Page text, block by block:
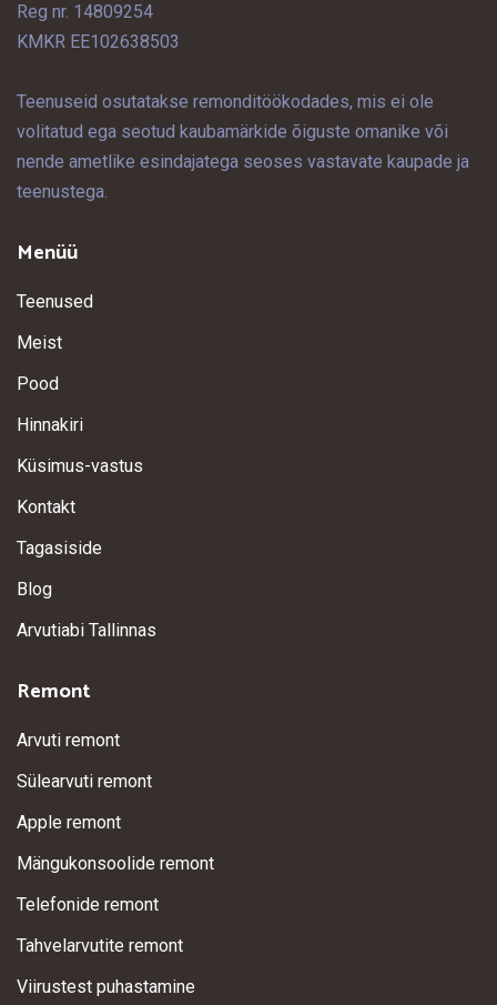
Reg nr. 14809254
KMKR EE102638503
Teenuseid osutatakse remonditöökodades, mis ei ole
volitatud ega seotud kaubamärkide õiguste omanike või
nende ametlike esindajatega seoses vastavate kaupade ja
teenustega.
Menüü
Teenused
Meist
Pood
Hinnakiri
Küsimus-vastus
Kontakt
Tagasiside
Blog
Arvutiabi Tallinnas
Remont
Arvuti remont
Sülearvuti remont
Apple remont
Mängukonsoolide remont
Telefonide remont
Tahvelarvutite remont
Viirustest puhastamine